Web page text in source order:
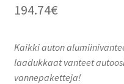
194.74€
Kaikki auton
laadukkaat vanteet
vannepaketteja!